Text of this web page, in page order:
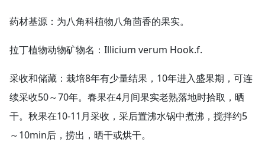
药材基源：为八角科植物八角茴香的果实。
拉丁植物动物矿物名：Illicium verum Hook.f.
采收和储藏：栽培8年有少量结果，10年进入盛果期，可连
续采收50～70年。春果在4月间果实老熟落地时拾取，晒
干。秋果在10-11月采收，采后置沸水锅中煮沸，搅拌约5
～10min后，捞出，晒干或烘干。